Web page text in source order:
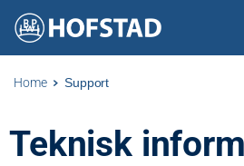
Home Support
Teknisk